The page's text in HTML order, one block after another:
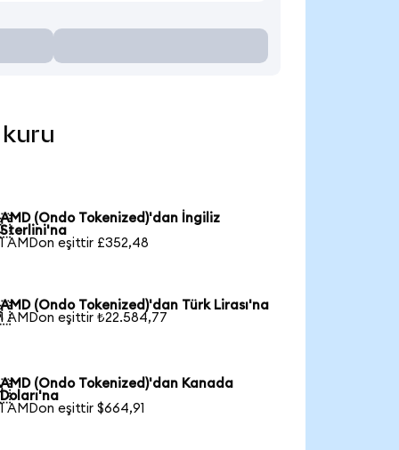
AMD (Ondo Tokenized)'dan İngiliz
Sterlini'na
1 AMDon eşittir £352,48
AMD (Ondo Tokenized)'dan Türk Lirası'na
1 AMDon eşittir ₺22.584,77
AMD (Ondo Tokenized)'dan Kanada
Doları'na
1 AMDon eşittir $664,91